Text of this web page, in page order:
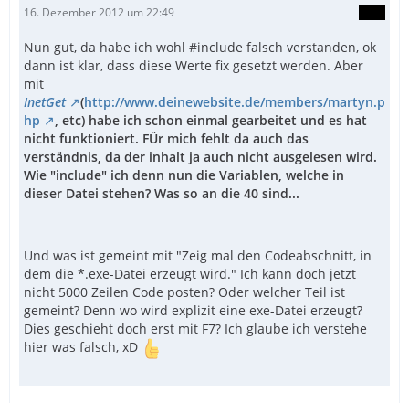
16. Dezember 2012 um 22:49
Nun gut, da habe ich wohl #include falsch verstanden, ok
dann ist klar, dass diese Werte fix gesetzt werden. Aber
mit
InetGet
(http://www.deinewebsite.de/members/martyn.p
hp
, etc) habe ich schon einmal gearbeitet und es hat
nicht funktioniert. FÜr mich fehlt da auch das
verständnis, da der inhalt ja auch nicht ausgelesen wird.
Wie "include" ich denn nun die Variablen, welche in
dieser Datei stehen? Was so an die 40 sind...
Und was ist gemeint mit "Zeig mal den Codeabschnitt, in
dem die *.exe-Datei erzeugt wird." Ich kann doch jetzt
nicht 5000 Zeilen Code posten? Oder welcher Teil ist
gemeint? Denn wo wird explizit eine exe-Datei erzeugt?
Dies geschieht doch erst mit F7? Ich glaube ich verstehe
hier was falsch, xD